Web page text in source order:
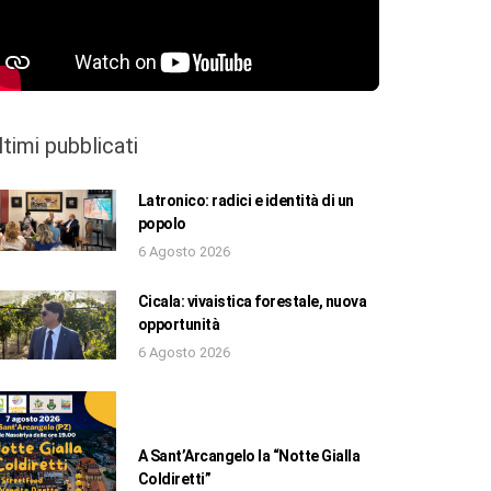
pubblicati
Latronico: radici e identità di un
popolo
6 Agosto 2026
Cicala: vivaistica forestale, nuova
opportunità
6 Agosto 2026
A Sant’Arcangelo la “Notte Gialla
Coldiretti”